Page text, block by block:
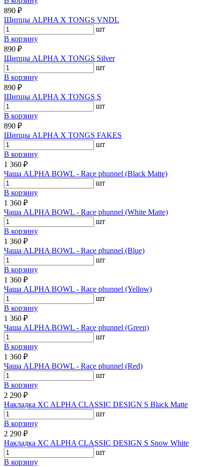
890 ₽
Щипцы ALPHA X TONGS VNDL
шт
В корзину
890 ₽
Щипцы ALPHA X TONGS Silver
шт
В корзину
890 ₽
Щипцы ALPHA X TONGS S
шт
В корзину
890 ₽
Щипцы ALPHA X TONGS FAKES
шт
В корзину
1 360 ₽
Чаша ALPHA BOWL - Race phunnel (Black Matte)
шт
В корзину
1 360 ₽
Чаша ALPHA BOWL - Race phunnel (White Matte)
шт
В корзину
1 360 ₽
Чаша ALPHA BOWL - Race phunnel (Blue)
шт
В корзину
1 360 ₽
Чаша ALPHA BOWL - Race phunnel (Yellow)
шт
В корзину
1 360 ₽
Чаша ALPHA BOWL - Race phunnel (Green)
шт
В корзину
1 360 ₽
Чаша ALPHA BOWL - Race phunnel (Red)
шт
В корзину
2 290 ₽
Накладка XC ALPHA CLASSIC DESIGN S Black Matte
шт
В корзину
2 290 ₽
Накладка XC ALPHA CLASSIC DESIGN S Snow White
шт
В корзину